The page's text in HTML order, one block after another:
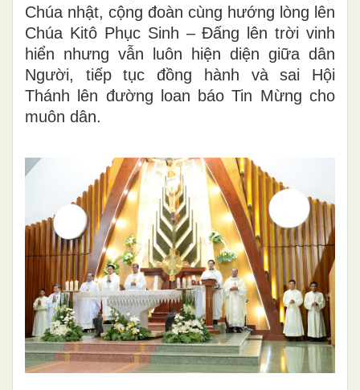
Chúa nhật, cộng đoàn cùng hướng lòng lên
Chúa Kitô Phục Sinh – Đấng lên trời vinh
hiển nhưng vẫn luôn hiện diện giữa dân
Người, tiếp tục đồng hành và sai Hội
Thánh lên đường loan báo Tin Mừng cho
muôn dân.